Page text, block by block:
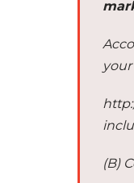
(B)